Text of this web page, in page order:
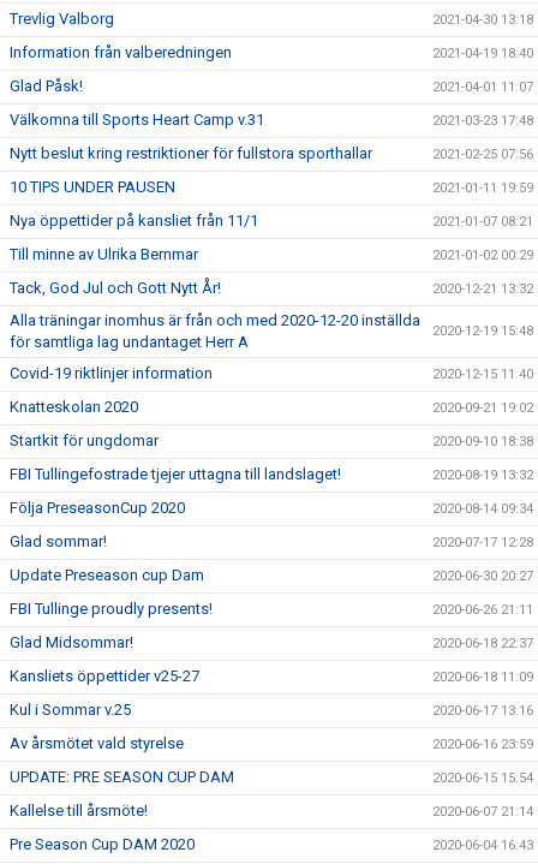
Trevlig Valborg 2021-04-30 13:18
Information från valberedningen 2021-04-19 18:40
Glad Påsk! 2021-04-01 11:07
Välkomna till Sports Heart Camp v.31 2021-03-23 17:48
Nytt beslut kring restriktioner för fullstora sporthallar 2021-02-25 07:56
10 TIPS UNDER PAUSEN 2021-01-11 19:59
Nya öppettider på kansliet från 11/1 2021-01-07 08:21
Till minne av Ulrika Bernmar 2021-01-02 00:29
Tack, God Jul och Gott Nytt År! 2020-12-21 13:32
Alla träningar inomhus är från och med 2020-12-20 inställda
för samtliga lag undantaget Herr A
2020-12-19 15:48
Covid-19 riktlinjer information 2020-12-15 11:40
Knatteskolan 2020 2020-09-21 19:02
Startkit för ungdomar 2020-09-10 18:38
FBI Tullingefostrade tjejer uttagna till landslaget! 2020-08-19 13:32
Följa PreseasonCup 2020 2020-08-14 09:34
Glad sommar! 2020-07-17 12:28
Update Preseason cup Dam 2020-06-30 20:27
FBI Tullinge proudly presents! 2020-06-26 21:11
Glad Midsommar! 2020-06-18 22:37
Kansliets öppettider v25-27 2020-06-18 11:09
Kul i Sommar v.25 2020-06-17 13:16
Av årsmötet vald styrelse 2020-06-16 23:59
UPDATE: PRE SEASON CUP DAM 2020-06-15 15:54
Kallelse till årsmöte! 2020-06-07 21:14
Pre Season Cup DAM 2020 2020-06-04 16:43